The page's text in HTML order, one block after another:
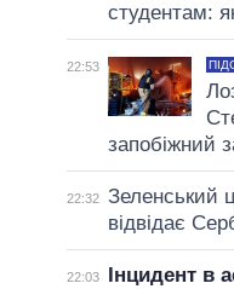
студентам:
22:53
запобіжний
22:32 Зеленський
відвідає
22:03
Інцидент в